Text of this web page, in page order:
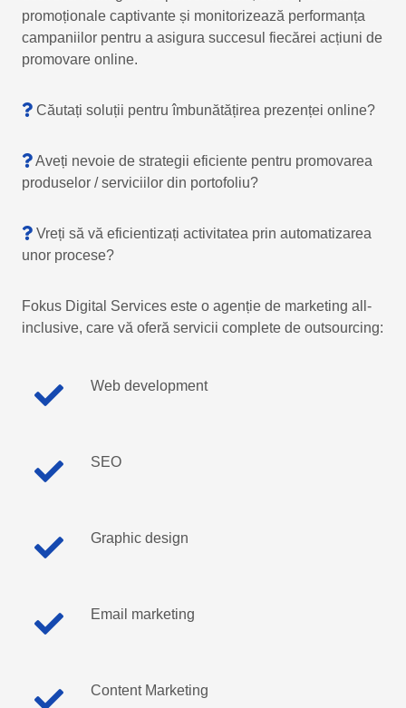
promoționale captivante și monitorizează performanța
campaniilor pentru a asigura succesul fiecărei acțiuni de
promovare online.
Căutați soluții pentru îmbunătățirea prezenței online?
Aveți nevoie de strategii eficiente pentru promovarea
produselor / serviciilor din portofoliu?
Vreți să vă eficientizați activitatea prin automatizarea
unor procese?
Fokus Digital Services este o agenție de marketing all-
inclusive, care vă oferă servicii complete de outsourcing:
Web development
SEO
Graphic design
Email marketing
Content Marketing